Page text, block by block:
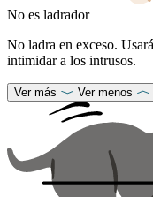
No es ladrador
No ladra en exceso.
intimidar a los intrusos.
Ver más Ver menos